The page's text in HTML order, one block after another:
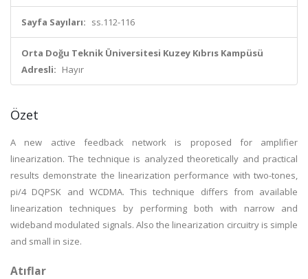
Sayfa Sayıları: ss.112-116
Orta Doğu Teknik Üniversitesi Kuzey Kıbrıs Kampüsü
Adresli: Hayır
Özet
A new active feedback network is proposed for amplifier
linearization. The technique is analyzed theoretically and practical
results demonstrate the linearization performance with two-tones,
pi/4 DQPSK and WCDMA. This technique differs from available
linearization techniques by performing both with narrow and
wideband modulated signals. Also the linearization circuitry is simple
and small in size.
Atıflar